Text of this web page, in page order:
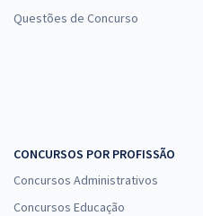
Questões de Concurso
CONCURSOS POR PROFISSÃO
Concursos Administrativos
Concursos Educação